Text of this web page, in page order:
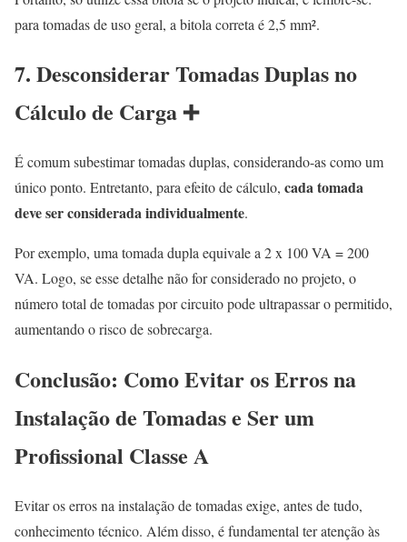
para tomadas de uso geral, a bitola correta é 2,5 mm².
7. Desconsiderar Tomadas Duplas no
Cálculo de Carga ➕
É comum subestimar tomadas duplas, considerando-as como um
único ponto. Entretanto, para efeito de cálculo, cada tomada
deve ser considerada individualmente.
Por exemplo, uma tomada dupla equivale a 2 x 100 VA = 200
VA. Logo, se esse detalhe não for considerado no projeto, o
número total de tomadas por circuito pode ultrapassar o permitido,
aumentando o risco de sobrecarga.
Conclusão: Como Evitar os Erros na
Instalação de Tomadas e Ser um
Profissional Classe A
Evitar os erros na instalação de tomadas exige, antes de tudo,
conhecimento técnico. Além disso, é fundamental ter atenção às